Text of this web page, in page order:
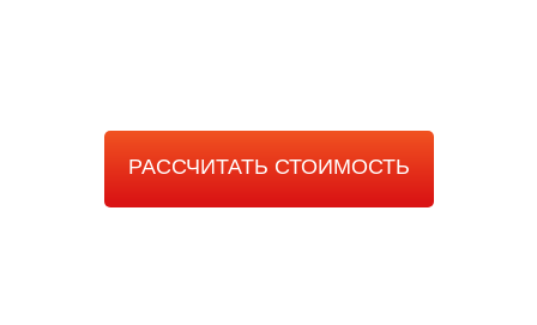
РАССЧИТАТЬ СТОИМОСТЬ